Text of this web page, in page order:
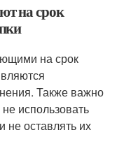
на срок
на срок
Также важно
использовать
не оставлять их